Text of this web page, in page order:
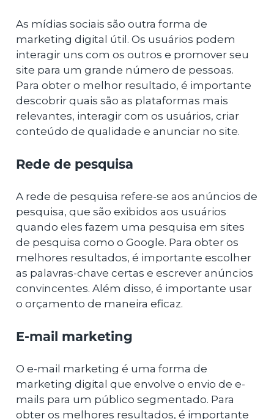
As mídias sociais são outra forma de
marketing digital útil. Os usuários podem
interagir uns com os outros e promover seu
site para um grande número de pessoas.
Para obter o melhor resultado, é importante
descobrir quais são as plataformas mais
relevantes, interagir com os usuários, criar
conteúdo de qualidade e anunciar no site.
Rede de pesquisa
A rede de pesquisa refere-se aos anúncios de
pesquisa, que são exibidos aos usuários
quando eles fazem uma pesquisa em sites
de pesquisa como o Google. Para obter os
melhores resultados, é importante escolher
as palavras-chave certas e escrever anúncios
convincentes. Além disso, é importante usar
o orçamento de maneira eficaz.
E-mail marketing
O e-mail marketing é uma forma de
marketing digital que envolve o envio de e-
mails para um público segmentado. Para
obter os melhores resultados, é importante